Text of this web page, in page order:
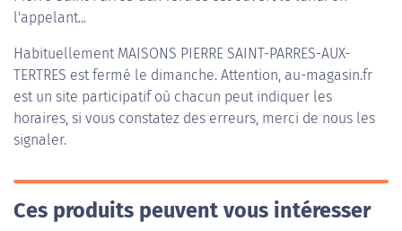
l'appelant...
Habituellement MAISONS PIERRE SAINT-PARRES-AUX-
TERTRES est fermé le dimanche. Attention, au-magasin.fr
est un site participatif où chacun peut indiquer les
horaires, si vous constatez des erreurs, merci de nous les
signaler.
Ces produits peuvent vous intéresser